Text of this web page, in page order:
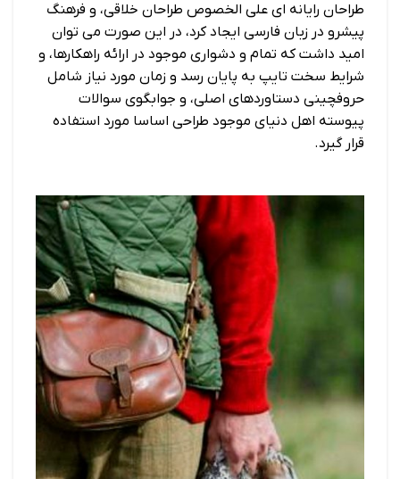
طراحان رایانه ای علی الخصوص طراحان خلاقی، و فرهنگ
پیشرو در زبان فارسی ایجاد کرد، در این صورت می توان
امید داشت که تمام و دشواری موجود در ارائه راهکارها، و
شرایط سخت تایپ به پایان رسد و زمان مورد نیاز شامل
حروفچینی دستاوردهای اصلی، و جوابگوی سوالات
پیوسته اهل دنیای موجود طراحی اساسا مورد استفاده
قرار گیرد.